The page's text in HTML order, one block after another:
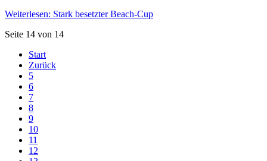
Weiterlesen: Stark besetzter Beach-Cup
Seite 14 von 14
Start
Zurück
5
6
7
8
9
10
11
12